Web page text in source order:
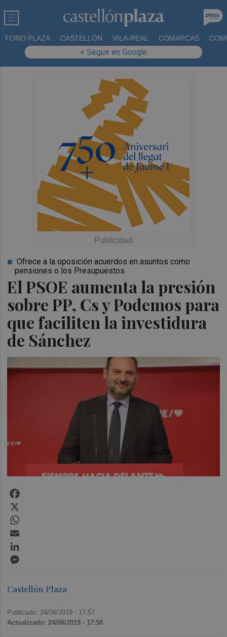
FORO PLAZA CASTELLÓN VILA-REAL COMARCAS
+ Seguir en Google
El PSOE aumenta la presión
sobre PP, Cs y Podemos para
que faciliten la investidura
de Sánchez
Ofrece a la oposición acuerdos en asuntos como
pensiones o los Presupuestos
Castellón Plaza
Publicado: 24/06/2019 · 17:57
Actualizado: 24/06/2019 · 17:58